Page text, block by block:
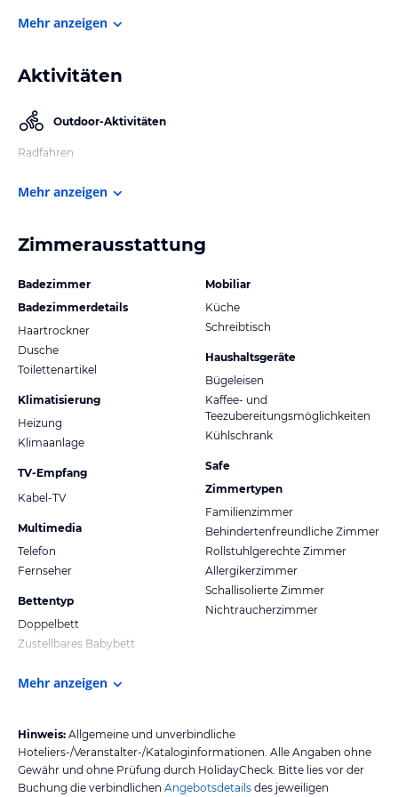
Mehr anzeigen
Aktivitäten
Outdoor-Aktivitäten
Radfahren
Mehr anzeigen
Zimmerausstattung
Badezimmer
Badezimmerdetails
Haartrockner
Dusche
Toilettenartikel
Klimatisierung
Heizung
Klimaanlage
TV-Empfang
Kabel-TV
Multimedia
Telefon
Fernseher
Bettentyp
Doppelbett
Zustellbares Babybett
Mobiliar
Küche
Schreibtisch
Haushaltsgeräte
Bügeleisen
Kaffee- und
Teezubereitungsmöglichkeiten
Kühlschrank
Safe
Zimmertypen
Familienzimmer
Behindertenfreundliche Zimmer
Rollstuhlgerechte Zimmer
Allergikerzimmer
Schallisolierte Zimmer
Nichtraucherzimmer
Mehr anzeigen
Hinweis: Allgemeine und unverbindliche
Hoteliers-/Veranstalter-/Kataloginformationen. Alle Angaben ohne
Gewähr und ohne Prüfung durch HolidayCheck. Bitte lies vor der
Buchung die verbindlichen Angebotsdetails des jeweiligen